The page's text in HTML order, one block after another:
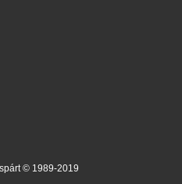
© 1989-2019